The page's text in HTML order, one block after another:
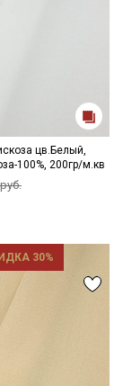
цв.Белый,
100%, 200гр/м.кв
30%
узкие